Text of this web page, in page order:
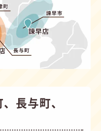
長与町、